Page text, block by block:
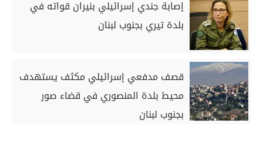
إصابة جندي إسرائيلي بنيران قواته في
بلدة تيري بجنوب لبنان
قصف مدفعي إسرائيلي مكثف يستهدف
محيط بلدة المنصوري في قضاء صور
بجنوب لبنان